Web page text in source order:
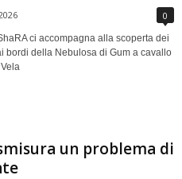
0
ci accompagna alla scoperta dei
bordi della Nebulosa di Gum a cavallo
un problema di